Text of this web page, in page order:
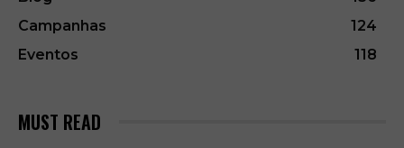
Campanhas
124
Eventos
118
MUST READ